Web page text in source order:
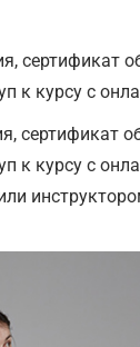
сертификат
к курсу с
сертификат
к курсу с